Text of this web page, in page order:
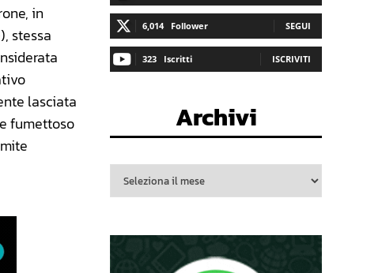
in
stessa
lasciata
fumettoso
6,014 Follower SEGUI
323 Iscritti ISCRIVITI
Archivi